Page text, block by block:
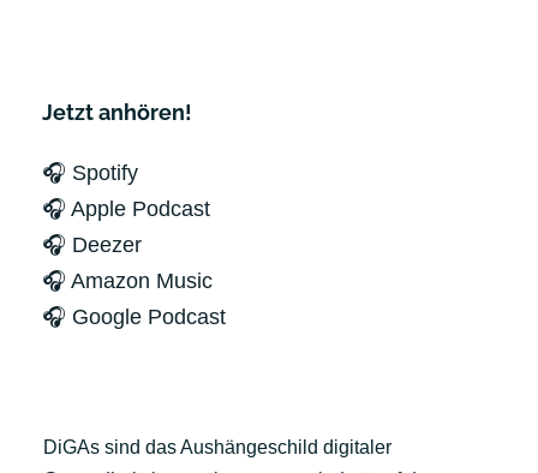
Jetzt anhören!
🎧 Spotify
🎧 Apple Podcast
🎧 Deezer
🎧 Amazon Music
🎧 Google Podcast
DiGAs sind das Aushängeschild digitaler